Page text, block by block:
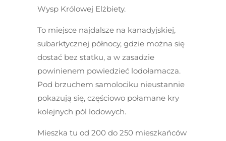
Wysp Królowej Elżbiety.
To miejsce najdalsze na kanadyjskiej,
subarktycznej północy, gdzie można się
dostać bez statku, a w zasadzie
powinienem powiedzieć lodołamacza.
Pod brzuchem samolociku nieustannie
pokazują się, częściowo połamane kry
kolejnych pól lodowych.
Mieszka tu od 200 do 250 mieszkańców